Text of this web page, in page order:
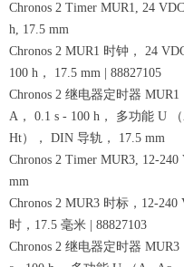
Chronos 2 Timer MUR1, 24
h, 17.5 mm
Chronos 2 MUR1 时钟， 24
100 h， 17.5 mm | 88827105
Chronos 2 继电器定时器
A， 0.1 s - 100 h， 多功能 U
Ht）， DIN 导轨， 17.5 mm
Chronos 2 Timer MUR3, 12-
mm
Chronos 2 MUR3 时标，12-
时，17.5 毫米 | 88827103
Chronos 2 继电器定时器